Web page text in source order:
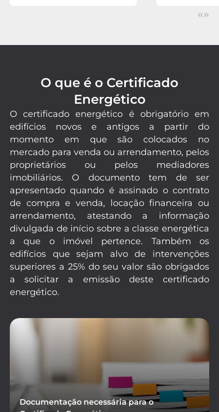
«»
O que é o Certificado
Energético
O certificado energético é obrigatório em
edifícios novos e antigos a partir do
momento em que são colocados no
mercado para venda ou arrendamento, pelos
proprietários ou pelos mediadores
imobiliários. O documento tem de ser
apresentado quando é assinado o contrato
de compra e venda, locação financeira ou
arrendamento, atestando a informação
divulgada de início sobre a classe energética
a que o imóvel pertence. Também os
edifícios que sejam alvo de intervenções
superiores a 25% do seu valor são obrigados
a solicitar a emissão deste certificado
energético.
Documentação necessária para o